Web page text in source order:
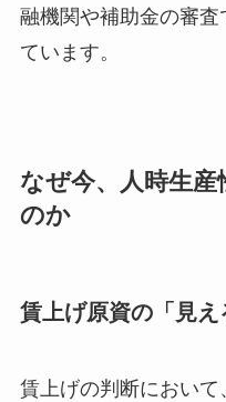
融機関や補助金の審
ています。
なぜ今、人時生
のか
賃上げ原資の「見
賃上げの判断におい